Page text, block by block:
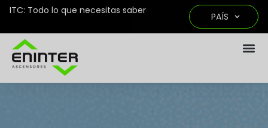
ITC: Todo lo que necesitas saber
PAÍS